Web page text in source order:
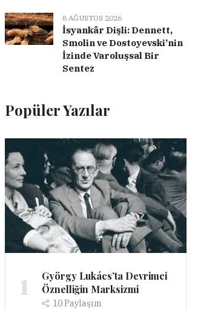
8 AĞUSTOS 2026
İsyankâr Dişli: Dennett,
Smolin ve Dostoyevski’nin
İzinde Varoluşsal Bir
Sentez
Popüler Yazılar
1
György Lukács’ta Devrimci
Öznelliğin Marksizmi
10Paylaşım